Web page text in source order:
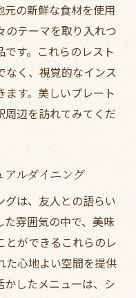
の新鮮な食材を使用
のテーマを取り入れつ
す。これらのレスト
なく、視覚的なインス
ます。美しいプレート
周辺を訪れてみてくだ
ルダイニング
グは、友人との語らい
た雰囲気の中で、美味
とができるこれらのレ
た心地よい空間を提供
かしたメニューは、シ